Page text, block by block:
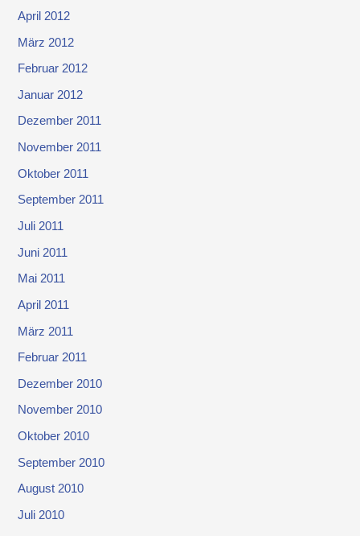
April 2012
März 2012
Februar 2012
Januar 2012
Dezember 2011
November 2011
Oktober 2011
September 2011
Juli 2011
Juni 2011
Mai 2011
April 2011
März 2011
Februar 2011
Dezember 2010
November 2010
Oktober 2010
September 2010
August 2010
Juli 2010